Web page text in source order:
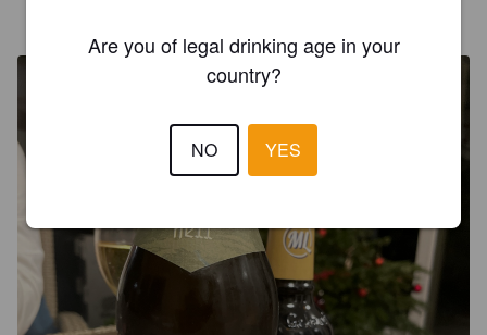
Are you of legal drinking age in your
country?
NO YES